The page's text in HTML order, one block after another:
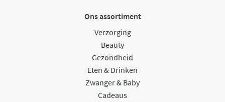
Ons assortiment
Verzorging
Beauty
Gezondheid
Eten & Drinken
Zwanger & Baby
Cadeaus